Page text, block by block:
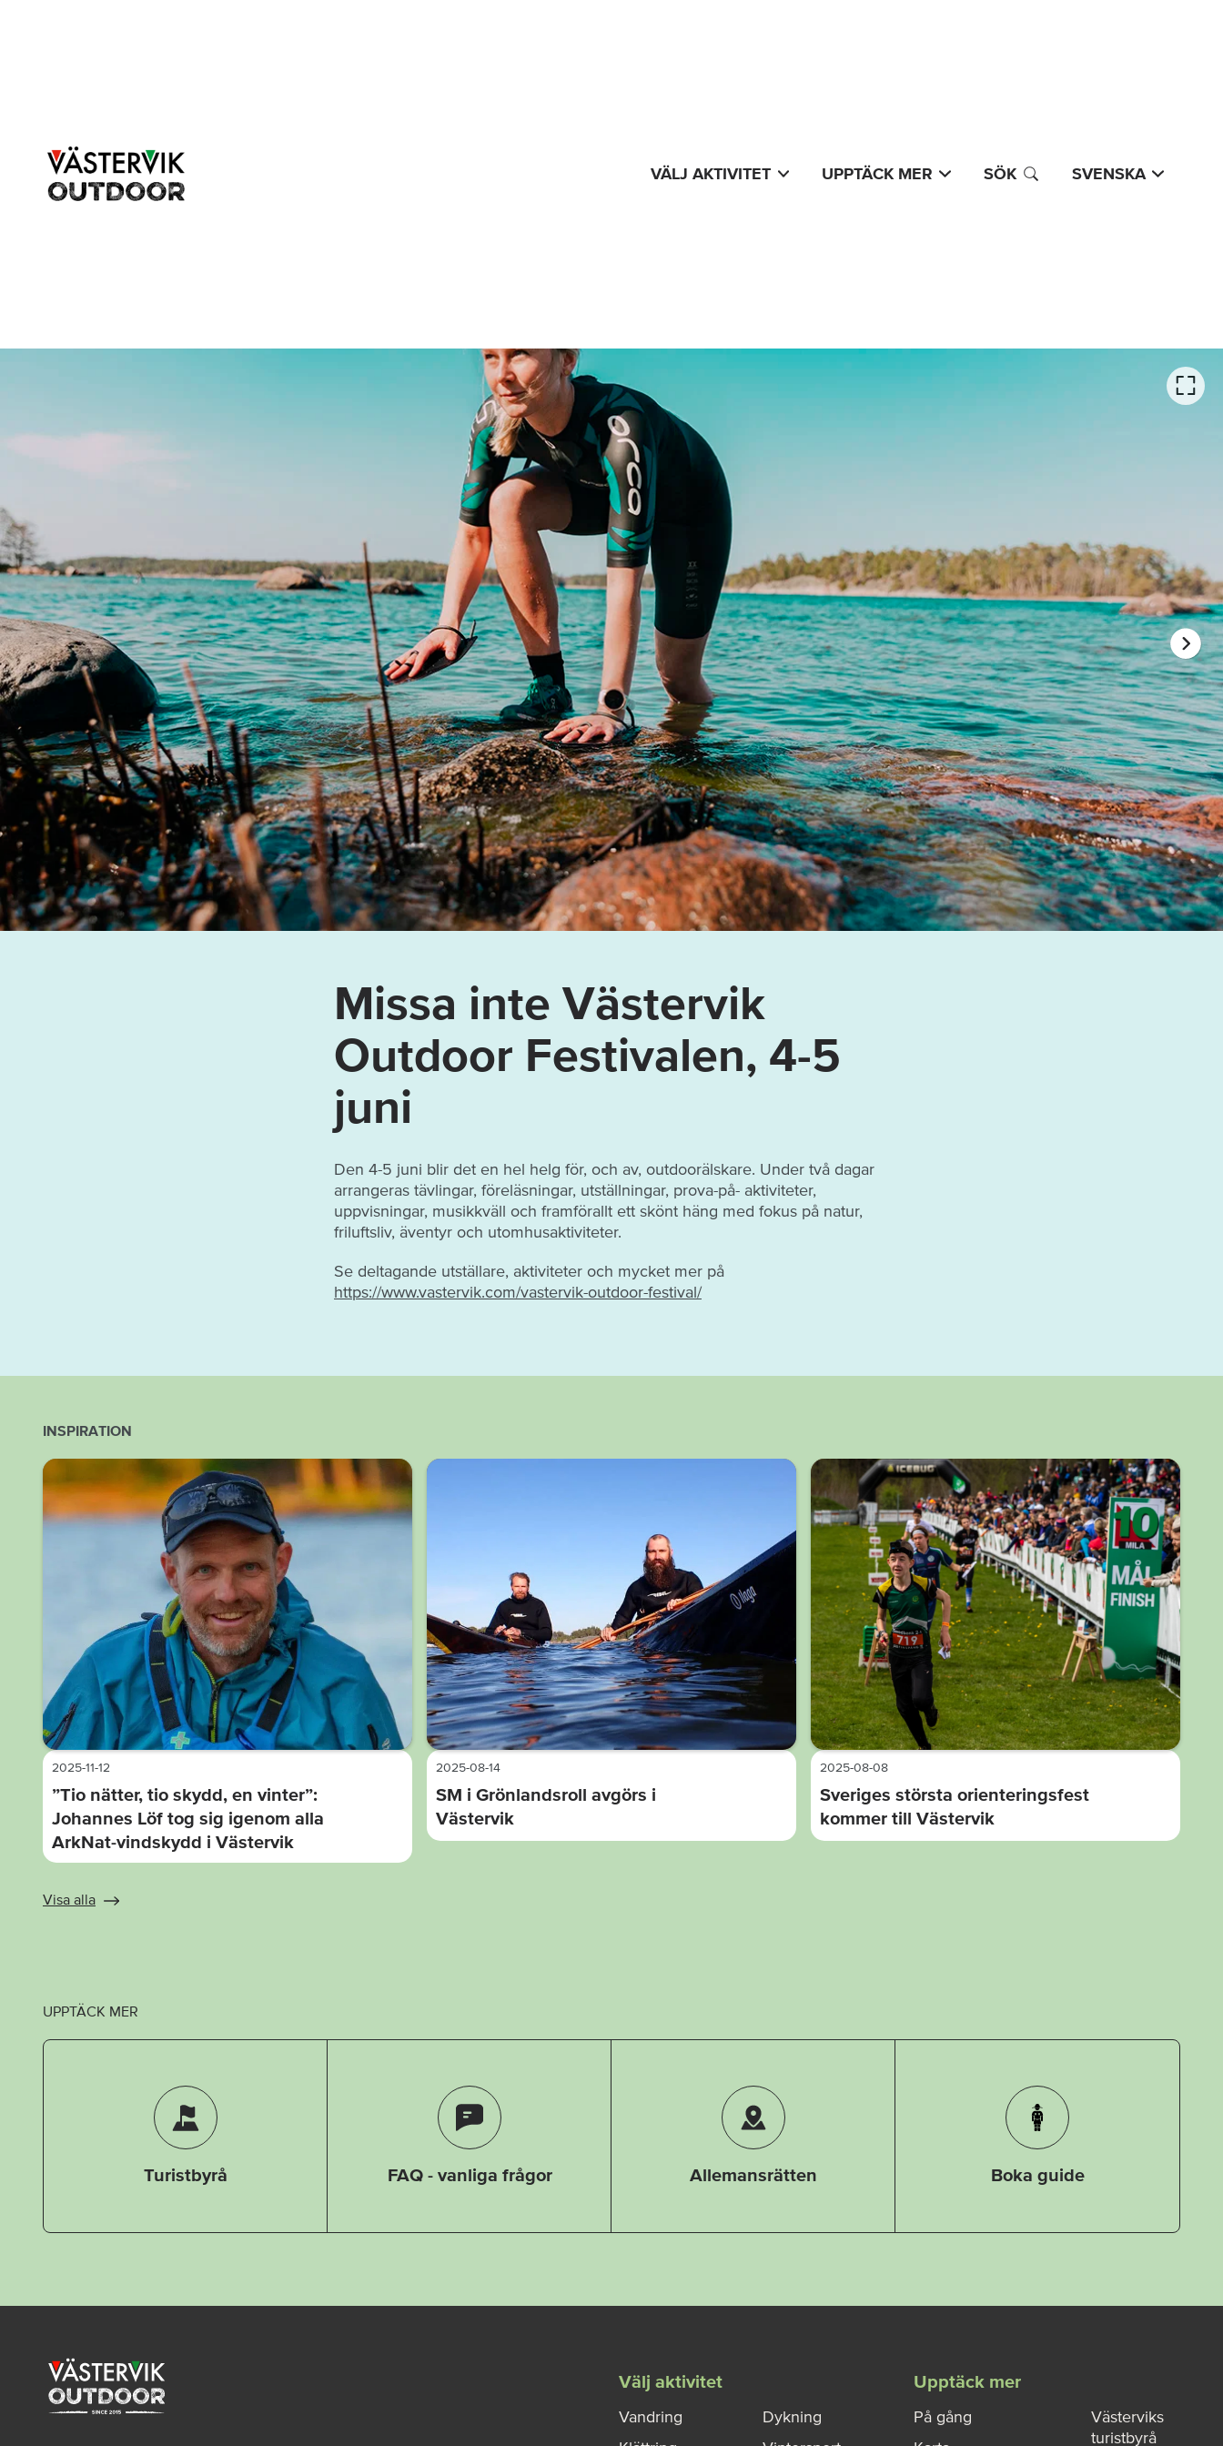
VÄLJ AKTIVITET UPPTÄCK MER SÖK SVENSKA
Missa inte Västervik
Outdoor Festivalen, 4-5
juni
Den 4-5 juni blir det en hel helg för, och av, outdoorälskare. Under två dagar
arrangeras tävlingar, föreläsningar, utställningar, prova-på- aktiviteter,
uppvisningar, musikkväll och framförallt ett skönt häng med fokus på natur,
friluftsliv, äventyr och utomhusaktiviteter.
Se deltagande utställare, aktiviteter och mycket mer på
https://www.vastervik.com/vastervik-outdoor-festival/
INSPIRATION
2025-11-12
”Tio nätter, tio skydd, en vinter”:
Johannes Löf tog sig igenom alla
ArkNat-vindskydd i Västervik
2025-08-14
SM i Grönlandsroll avgörs i
Västervik
2025-08-08
Sveriges största orienteringsfest
kommer till Västervik
Visa alla
UPPTÄCK MER
Turistbyrå FAQ - vanliga frågor Allemansrätten Boka guide
Välj aktivitet
Vandring
Dykning
Upptäck mer
På gång
Västerviks
turistbyrå